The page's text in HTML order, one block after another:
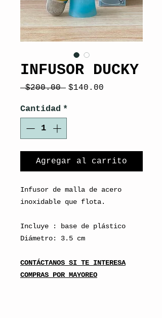
INFUSOR DUCKY
$200.00 Precio
$140.00
Cantidad *
Agregar al carrito
Infusor de malla de acero
inoxidable que flota.
Incluye : base de plástico
Diámetro: 3.5 cm
CONTÁCTANOS SI TE INTERESA
COMPRAS POR MAYOREO